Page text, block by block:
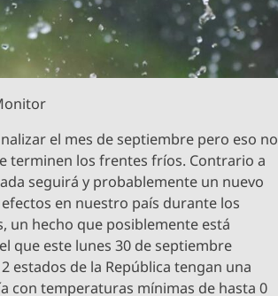
el mes de septiembre pero eso no
terminen los frentes fríos. Contrario a
seguirá y probablemente un nuevo
en nuestro país durante los
un hecho que posiblemente está
que este lunes 30 de septiembre
estados de la República tengan una
con temperaturas mínimas de hasta 0